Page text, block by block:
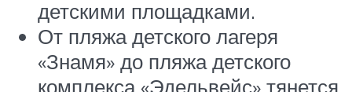
детскими площадками.
От пляжа детского лагеря
«Знамя» до пляжа детского
комплекса «Эдельвейс» тянется